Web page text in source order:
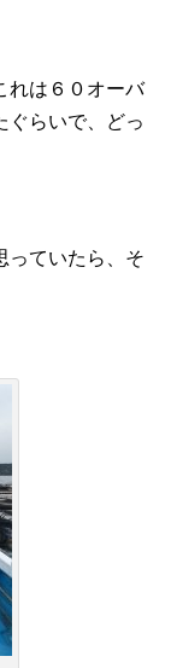
れは６０オーバ
ぐらいで、どっ
っていたら、そ